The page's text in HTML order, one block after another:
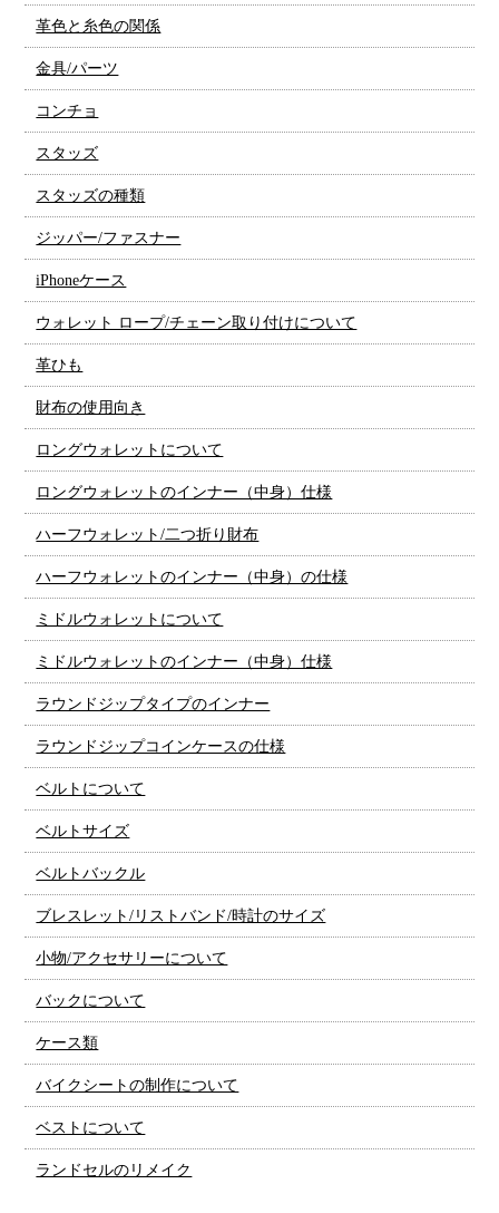
革色と糸色の関係
金具/パーツ
コンチョ
スタッズ
スタッズの種類
ジッパー/ファスナー
iPhoneケース
ウォレット ロープ/チェーン取り付けについて
革ひも
財布の使用向き
ロングウォレットについて
ロングウォレットのインナー（中身）仕様
ハーフウォレット/二つ折り財布
ハーフウォレットのインナー（中身）の仕様
ミドルウォレットについて
ミドルウォレットのインナー（中身）仕様
ラウンドジップタイプのインナー
ラウンドジップコインケースの仕様
ベルトについて
ベルトサイズ
ベルトバックル
ブレスレット/リストバンド/時計のサイズ
小物/アクセサリーについて
バックについて
ケース類
バイクシートの制作について
ベストについて
ランドセルのリメイク